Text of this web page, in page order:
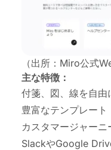
（出所：Miro公式
主な特徴：
付箋、図、線を自由
豊富なテンプレート
カスタマージャーニ
SlackやGoogle